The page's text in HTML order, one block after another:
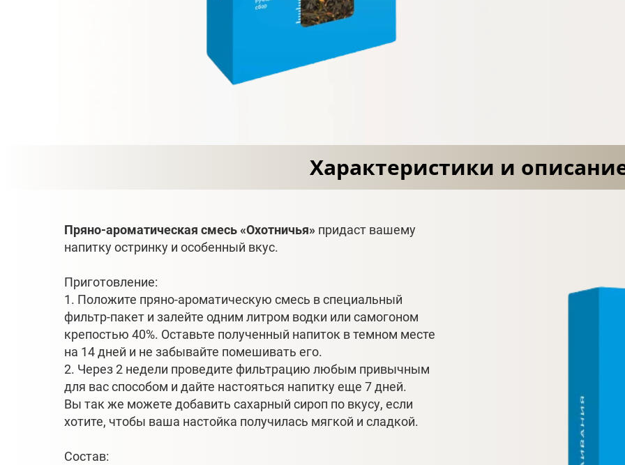
Характеристики и
Пряно-ароматическая смесь «Охотничья» придаст вашему
напитку остринку и особенный вкус.
Приготовление:
1. Положите пряно-ароматическую смесь в специальный
фильтр-пакет и залейте одним литром водки или самогоном
крепостью 40%. Оставьте полученный напиток в темном месте
на 14 дней и не забывайте помешивать его.
2. Через 2 недели проведите фильтрацию любым привычным
для вас способом и дайте настояться напитку еще 7 дней.
Вы так же можете добавить сахарный сироп по вкусу, если
хотите, чтобы ваша настойка получилась мягкой и сладкой.
Состав: